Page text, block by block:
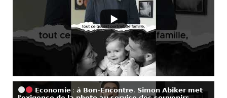
𝗘𝗰𝗼𝗻𝗼𝗺𝗶𝗲 : 𝗮̀ 𝗕𝗼𝗻-𝗘𝗻𝗰𝗼𝗻𝘁𝗿𝗲, 𝗦𝗶𝗺𝗼𝗻 𝗔𝗯𝗶𝗸𝗲𝗿 𝗺𝗲𝘁